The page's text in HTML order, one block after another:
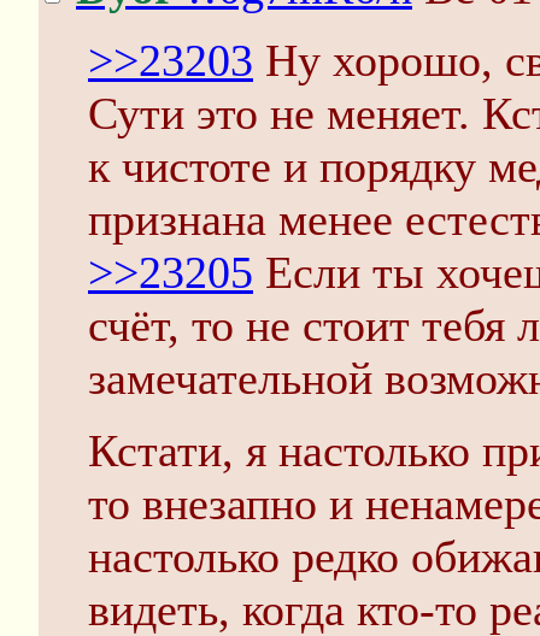
>>23203 Ну хорошо,
Сути это не меняет.
к чистоте и порядку
признана менее
>>23205 Если ты
счёт, то не стоит тебя
замечательной
Кстати, я настолько
то внезапно и
настолько редко
видеть, когда кто-то